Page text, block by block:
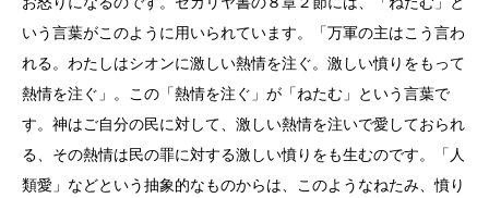
いう言葉がこのように用いられています。「万軍の主はこう言わ
れる。わたしはシオンに激しい熱情を注ぐ。激しい憤りをもって
熱情を注ぐ」。この「熱情を注ぐ」が「ねたむ」という言葉で
す。神はご自分の民に対して、激しい熱情を注いで愛しておられ
る、その熱情は民の罪に対する激しい憤りをも生むのです。「人
類愛」などという抽象的なものからは、このようなねたみ、憤り